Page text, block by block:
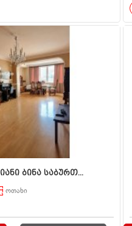
ბინა საბურთ...
ოთახი